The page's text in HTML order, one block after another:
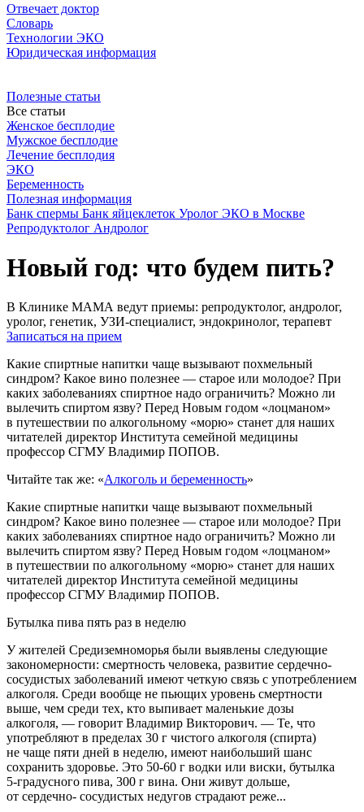
Отвечает доктор
Словарь
Технологии ЭКО
Юридическая информация
Полезные статьи
Все статьи
Женское бесплодие
Мужское бесплодие
Лечение бесплодия
ЭКО
Беременность
Полезная информация
Банк спермы Банк яйцеклеток Уролог ЭКО в Москве
Репродуктолог Андролог
Новый год: что будем пить?
В Клинике МАМА ведут приемы: репродуктолог, андролог,
уролог, генетик, УЗИ-специалист, эндокринолог, терапевт
Записаться на прием
Какие спиртные напитки чаще вызывают похмельный
синдром? Какое вино полезнее — старое или молодое? При
каких заболеваниях спиртное надо ограничить? Можно ли
вылечить спиртом язву? Перед Новым годом «лоцманом»
в путешествии по алкогольному «морю» станет для наших
читателей директор Института семейной медицины
профессор СГМУ Владимир ПОПОВ.
Читайте так же: «Алкоголь и беременность»
Какие спиртные напитки чаще вызывают похмельный
синдром? Какое вино полезнее — старое или молодое? При
каких заболеваниях спиртное надо ограничить? Можно ли
вылечить спиртом язву? Перед Новым годом «лоцманом»
в путешествии по алкогольному «морю» станет для наших
читателей директор Института семейной медицины
профессор СГМУ Владимир ПОПОВ.
Бутылка пива пять раз в неделю
У жителей Средиземноморья были выявлены следующие
закономерности: смертность человека, развитие сердечно-
сосудистых заболеваний имеют четкую связь с употреблением
алкоголя. Среди вообще не пьющих уровень смертности
выше, чем среди тех, кто выпивает маленькие дозы
алкоголя, — говорит Владимир Викторович. — Те, что
употребляют в пределах 30 г чистого алкоголя (спирта)
не чаще пяти дней в неделю, имеют наибольший шанс
сохранить здоровье. Это 50-60 г водки или виски, бутылка
5-градусного пива, 300 г вина. Они живут дольше,
от сердечно- сосудистых недугов страдают реже...